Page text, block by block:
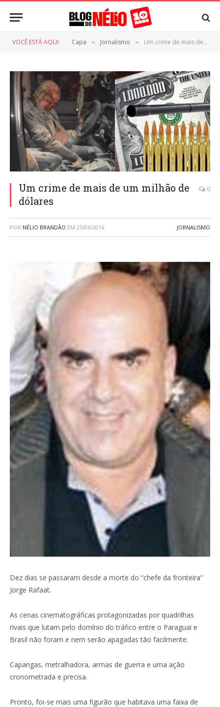
VOCÊ ESTÁ AQUI: Capa » Jornalismo » Um crime de mais de um milhão de dólares
Um crime de mais de um milhão de
dólares
0
POR NÉLIO BRANDÃO EM 25/06/2016 JORNALISMO
Dez dias se passaram desde a morte do “chefe da fronteira”
Jorge Rafaat.
As cenas cinematográficas protagonizadas por quadrilhas
rivais que lutam pelo domínio do tráfico entre o Paraguai e
Brasil não foram e nem serão apagadas tão facilmente.
Capangas, metralhadora, armas de guerra e uma ação
cronometrada e precisa.
Pronto, foi-se mais uma figurão que habitava uma faixa de